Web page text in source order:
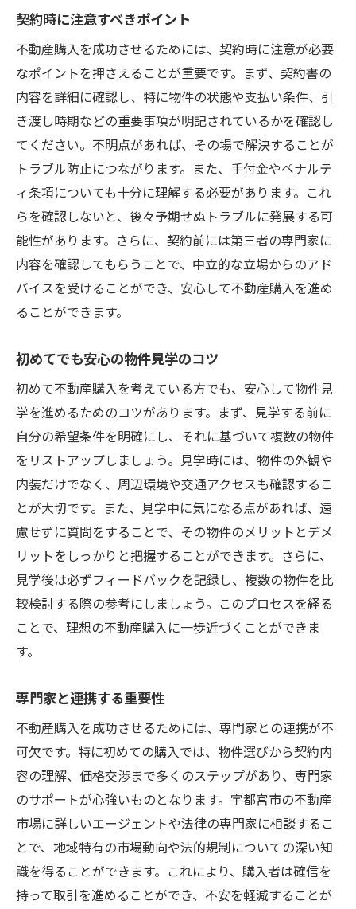
契約時に注意すべきポイント
不動産購入を成功させるためには、契約時に注意が必要
なポイントを押さえることが重要です。まず、契約書の
内容を詳細に確認し、特に物件の状態や支払い条件、引
き渡し時期などの重要事項が明記されているかを確認し
てください。不明点があれば、その場で解決することが
トラブル防止につながります。また、手付金やペナルテ
ィ条項についても十分に理解する必要があります。これ
らを確認しないと、後々予期せぬトラブルに発展する可
能性があります。さらに、契約前には第三者の専門家に
内容を確認してもらうことで、中立的な立場からのアド
バイスを受けることができ、安心して不動産購入を進め
ることができます。
初めてでも安心の物件見学のコツ
初めて不動産購入を考えている方でも、安心して物件見
学を進めるためのコツがあります。まず、見学する前に
自分の希望条件を明確にし、それに基づいて複数の物件
をリストアップしましょう。見学時には、物件の外観や
内装だけでなく、周辺環境や交通アクセスも確認するこ
とが大切です。また、見学中に気になる点があれば、遠
慮せずに質問をすることで、その物件のメリットとデメ
リットをしっかりと把握することができます。さらに、
見学後は必ずフィードバックを記録し、複数の物件を比
較検討する際の参考にしましょう。このプロセスを経る
ことで、理想の不動産購入に一歩近づくことができま
す。
専門家と連携する重要性
不動産購入を成功させるためには、専門家との連携が不
可欠です。特に初めての購入では、物件選びから契約内
容の理解、価格交渉まで多くのステップがあり、専門家
のサポートが心強いものとなります。宇都宮市の不動産
市場に詳しいエージェントや法律の専門家に相談するこ
とで、地域特有の市場動向や法的規制についての深い知
識を得ることができます。これにより、購入者は確信を
持って取引を進めることができ、不安を軽減することが